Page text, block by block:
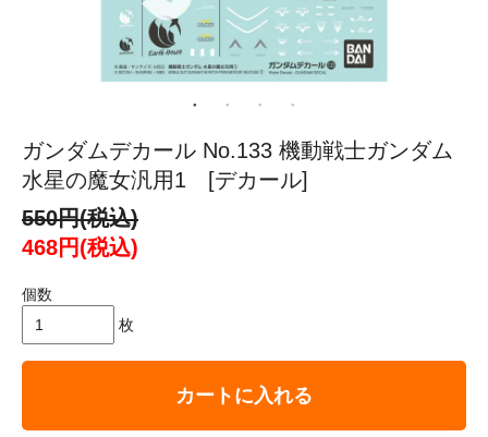
ガンダムデカール No.133 機動戦士ガンダム
水星の魔女汎用1 [デカール]
550円(税込)
468円(税込)
個数
枚
カートに入れる